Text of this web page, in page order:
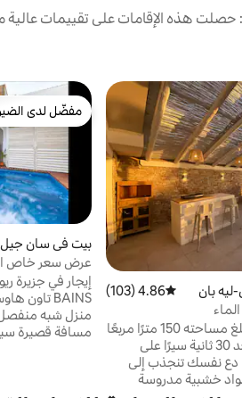
هذه الإقامات على تقييمات عالية
ليه بان متوسط التقييم 4.86 من 5، 103 مراجعات
4.86 (103)
يقع سطح تيسا الذي تبلغ مساحته 150 مترًا مربعًا
في موقع مثالي على بعد 30 ثانية سيرًا على
دع نفسك تنجذب إلى
خشبية مدروسة
مفضّل لدى
مفضّل لدى
بيت في سان جيل
عرض سعر خاص الصياد الصغير
منزل شبه
مسافة قصيرة